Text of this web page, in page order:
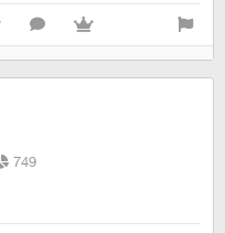
749